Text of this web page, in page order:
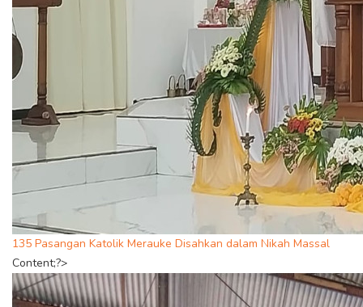
135 Pasangan Katolik Merauke Disahkan dalam Nikah Massal
Content;?>